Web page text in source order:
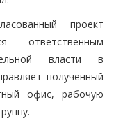
проект
ответственным
власти в
полученный
офис, рабочую